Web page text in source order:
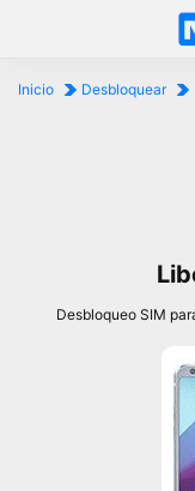
Inicio Desbloquear
Desbloqueo SIM